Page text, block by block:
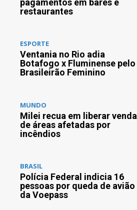
pagamentos em bares e
restaurantes
ESPORTE
Ventania no Rio adia
Botafogo x Fluminense pelo
Brasileirão Feminino
MUNDO
Milei recua em liberar venda
de áreas afetadas por
incêndios
BRASIL
Polícia Federal indicia 16
pessoas por queda de avião
da Voepass